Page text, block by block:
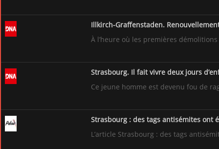
Illkirch-Graffenstaden.
À l’heure où les premières
Strasbourg. Il fait vivre deux jours
Ce jeune homme est devenu fou de
Strasbourg : des tags antisémites ont
L’article Strasbourg : des tags